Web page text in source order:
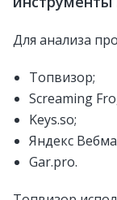
Для анализа
Топвизор;
Screaming
Keys.so;
Яндекс
Gar.pro.